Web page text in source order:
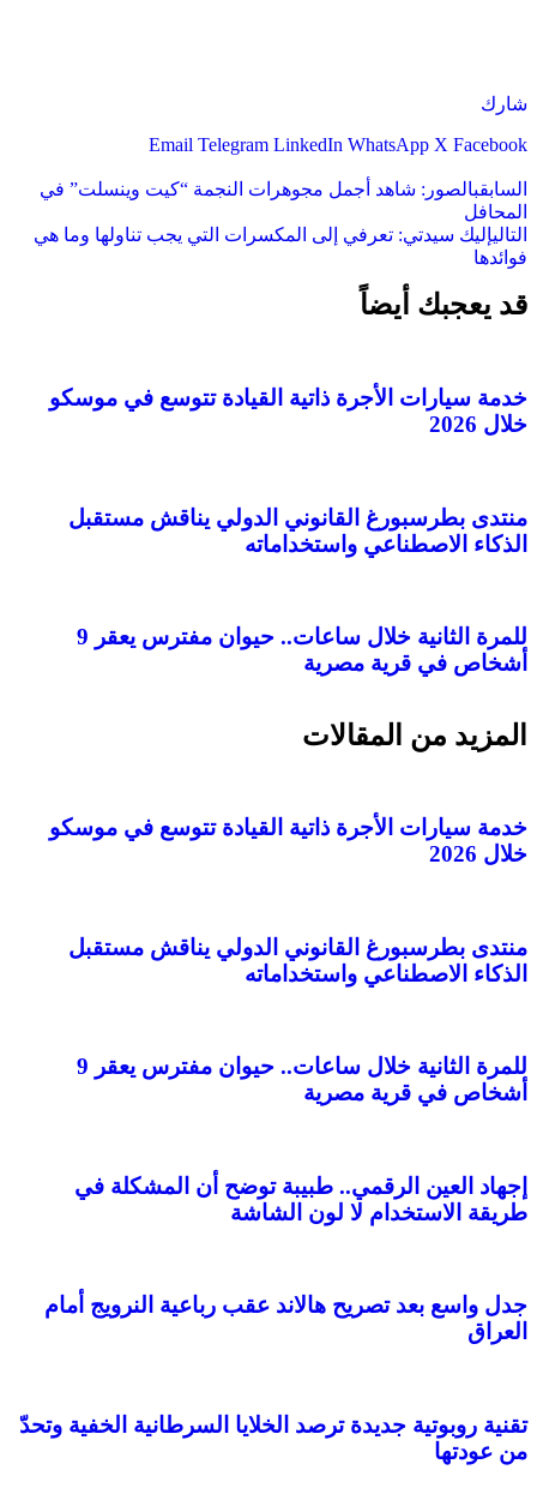
شارك
Facebook
X
WhatsApp
LinkedIn
Telegram
Email
السابقبالصور: شاهد أجمل مجوهرات النجمة “كيت وينسلت” في
المحافل
التاليإليك سيدتي: تعرفي إلى المكسرات التي يجب تناولها وما هي
فوائدها
قد يعجبك أيضاً
خدمة سيارات الأجرة ذاتية القيادة تتوسع في موسكو
خلال 2026
منتدى بطرسبورغ القانوني الدولي يناقش مستقبل
الذكاء الاصطناعي واستخداماته
للمرة الثانية خلال ساعات.. حيوان مفترس يعقر 9
أشخاص في قرية مصرية
المزيد من المقالات
خدمة سيارات الأجرة ذاتية القيادة تتوسع في موسكو
خلال 2026
منتدى بطرسبورغ القانوني الدولي يناقش مستقبل
الذكاء الاصطناعي واستخداماته
للمرة الثانية خلال ساعات.. حيوان مفترس يعقر 9
أشخاص في قرية مصرية
إجهاد العين الرقمي.. طبيبة توضح أن المشكلة في
طريقة الاستخدام لا لون الشاشة
جدل واسع بعد تصريح هالاند عقب رباعية النرويج أمام
العراق
تقنية روبوتية جديدة ترصد الخلايا السرطانية الخفية وتحدّ
من عودتها